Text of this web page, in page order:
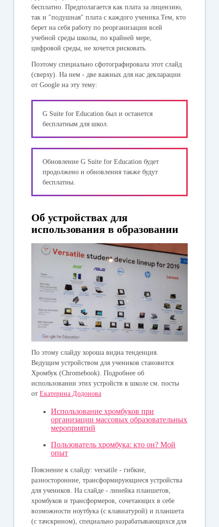
бесплатно. Предполагается как плата за лицензию,
так и "подушная" плата с каждого ученика.Тем, кто
берет на себя работу по реорганизации всей
учебной среды школы, по крайней мере,
цифровой среды, не хочется рисковать.
Поэтому специально сфотографировала этот слайд
(сверху). На нем - две важных для нас декларации
от Google на эту тему:
G Suite for Education был и останется
бесплатным для школ.
Обновление G Suite for Education будет
продолжено и обновления также будут
бесплатны.
Об устройствах для
использования в образовании
По этому слайду хороша видна тенденция.
Ведущим устройством для учеников становится
Хромбук (Chromebook). Подробнее об
использовании этих устройств в школе см. посты
отЕкатерина Додонова
Использование хромбуков при
организации массовых образовательных
мероприятий
Пользователь хромбука: кто он? Мой
опыт
Пояснение к слайду:versatile - гибкие,
разносторонние, трансформирующиеся устройства
для учеников. На слайде - линейка планшетов,
хромбуков и трансформеров, сочетающих в себе
возможности ноутбука (с клавиатурой) и планшета
(с тачскрином), специально разрабатывающихся для